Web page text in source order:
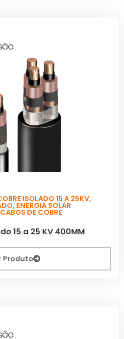
ISOLADO 15 A 25KV,
, ENERGIA SOLAR
DE COBRE
15 a 25 KV 400MM
Produto